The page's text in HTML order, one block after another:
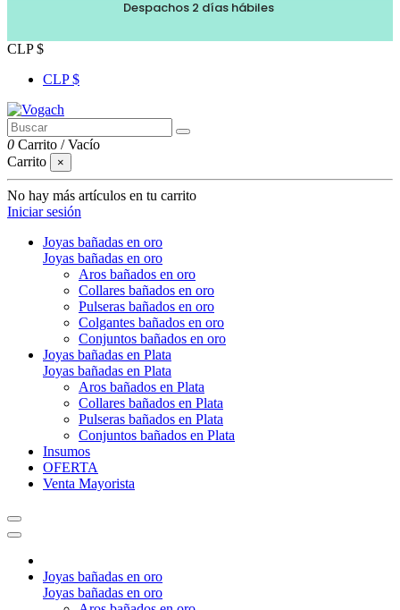
Despachos 2 días hábiles
CLP $
CLP $
0 Carrito /Vacío
Carrito
×
No hay más artículos en tu carrito
Iniciar sesión
Joyas bañadas en oro
Joyas bañadas en oro
Aros bañados en oro
Collares bañados en oro
Pulseras bañados en oro
Colgantes bañados en oro
Conjuntos bañados en oro
Joyas bañadas en Plata
Joyas bañadas en Plata
Aros bañados en Plata
Collares bañados en Plata
Pulseras bañados en Plata
Conjuntos bañados en Plata
Insumos
OFERTA
Venta Mayorista
Joyas bañadas en oro
Joyas bañadas en oro